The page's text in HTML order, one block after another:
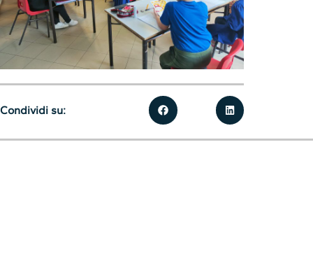
Condividi su: